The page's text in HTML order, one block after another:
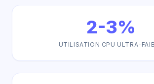
2-3%
UTILISATION CPU ULTRA-